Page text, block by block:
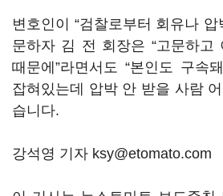
변호인이 “검찰로부터 회유나 압
문하자 김 전 회장은 “고문하고
때문에”라면서도 “본인도 구속
잡혀있는데 압박 안 받을 사람
습니다.
강석영 기자 ksy@etomato.com